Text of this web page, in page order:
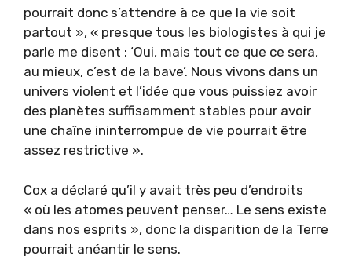
pourrait donc s’attendre à ce que la vie soit
partout », « presque tous les biologistes à qui je
parle me disent : ‘Oui, mais tout ce que ce sera,
au mieux, c’est de la bave’. Nous vivons dans un
univers violent et l’idée que vous puissiez avoir
des planètes suffisamment stables pour avoir
une chaîne ininterrompue de vie pourrait être
assez restrictive ».
Cox a déclaré qu’il y avait très peu d’endroits
« où les atomes peuvent penser… Le sens existe
dans nos esprits », donc la disparition de la Terre
pourrait anéantir le sens.